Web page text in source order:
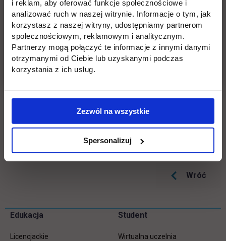
i reklam, aby oferować funkcje społecznościowe i
analizować ruch w naszej witrynie. Informacje o tym, jak
korzystasz z naszej witryny, udostępniamy partnerom
społecznościowym, reklamowym i analitycznym.
Partnerzy mogą połączyć te informacje z innymi danymi
otrzymanymi od Ciebie lub uzyskanymi podczas
korzystania z ich usług.
Zezwól na wszystkie
Spersonalizuj
https://rekrutacja.uth.edu.pl/pl/link otwiera się w nowej
Masz pytania? Zadzwoń, napisz!
tel.22 262 88 89
Odwiedź nasze Biura Rekrutacji:ul. Jutrzenki 135
lub ul. Jagiellońska 82F
Wróć
Pomiń
Informacje w stopce
Edukacja
Licencjackie
Student
Wirtualna uczelnia